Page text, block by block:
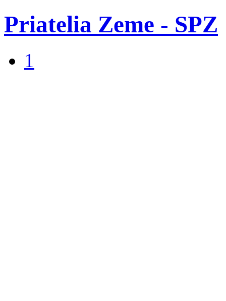
Priatelia Zeme - SPZ
1